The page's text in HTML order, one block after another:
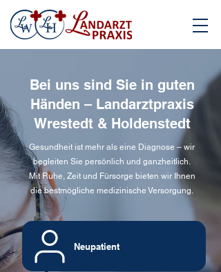
Bei uns sind Sie in guten
Händen – Landarztpraxis
Wrestedt & Holdenstedt
Gesundheit ist mehr als eine Diagnose – wir
begleiten Sie persönlich und ganzheitlich.
Mit Ruhe, Zeit und Fürsorge bieten wir Ihnen
die bestmögliche medizinische Versorgung.
Neupatient